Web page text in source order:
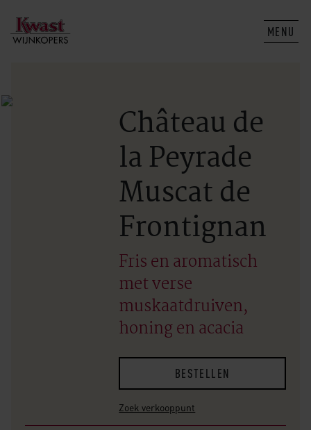
MENU
Château de
la Peyrade
Muscat de
Frontignan
Fris en aromatisch
met verse
muskaatdruiven,
honing en acacia
BESTELLEN
Zoek verkooppunt